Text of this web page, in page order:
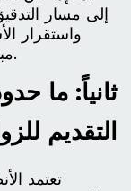
إلى مسار
واستقرار
مبررات اجتماعية منطقية لإصدار التصريح.
ثانياً: ما
التقديم
تعتمد